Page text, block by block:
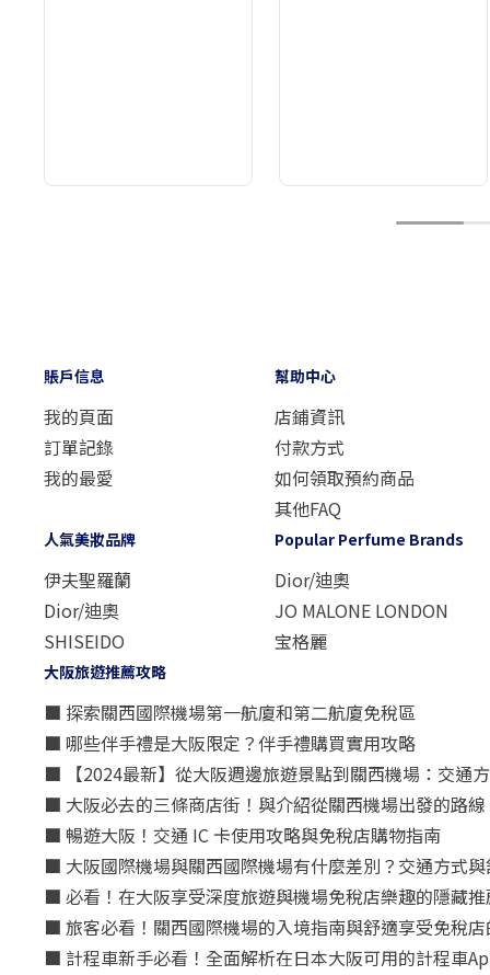
1
賬戶信息
我的頁面
訂單記錄
我的最愛
幫助中心
店鋪資訊
付款方式
如何領取預約商品
其他FAQ
人氣美妝品牌
伊夫聖羅蘭
Dior/迪奧
SHISEIDO
Popular Perfume Brands
Dior/迪奧
JO MALONE LONDON
宝格麗
大阪旅遊推薦攻略
■ 探索關西國際機場第一航廈和第二航廈免稅區
■ 哪些伴手禮是大阪限定？伴手禮購買實用攻略
■ 【2024最新】從大阪週邊旅遊景點到關西機場：交通
■ 大阪必去的三條商店街！與介紹從關西機場出發的路線
■ 暢遊大阪！交通 IC 卡使用攻略與免稅店購物指南
■ 大阪國際機場與關西國際機場有什麼差別？交通方式
■ 必看！在大阪享受深度旅遊與機場免稅店樂趣的隱藏
■ 旅客必看！關西國際機場的入境指南與舒適享受免稅
■ 計程車新手必看！全面解析在日本大阪可用的計程車